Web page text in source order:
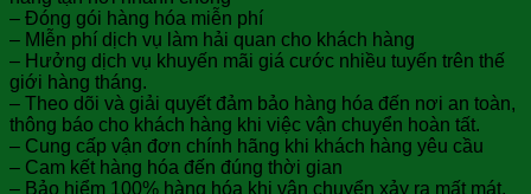
– Đóng gói hàng hóa miễn phí
– MIễn phí dịch vụ làm hải quan cho khách hàng
– Hưởng dịch vụ khuyến mãi giá cước nhiều tuyến trên thế
giới hàng tháng.
– Theo dõi và giải quyết đảm bảo hàng hóa đến nơi an toàn,
thông báo cho khách hàng khi việc vận chuyển hoàn tất.
– Cung cấp vận đơn chính hãng khi khách hàng yêu cầu
– Cam kết hàng hóa đến đúng thời gian
– Bảo hiểm 100% hàng hóa khi vận chuyển xảy ra mất mát,